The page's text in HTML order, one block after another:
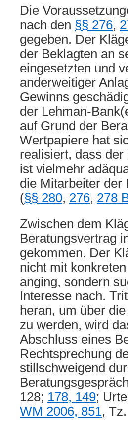
Die
nach den §§ 276,
gegeben. Der
der Beklagten an
eingesetzten und
anderweitiger
Gewinns
der Lehman-
auf Grund der
Wertpapiere hat
realisiert, dass
ist vielmehr
die Mitarbeiter der
(§§ 280, 276, 278
Zwischen dem
Beratungsvertrag
gekommen. Der
nicht mit
anging, sondern
Interesse nach.
heran, um über
zu werden, wird
Abschluss eines
Rechtsprechung
stillschweigend
128; 178, 149;
WM 2006, 851,